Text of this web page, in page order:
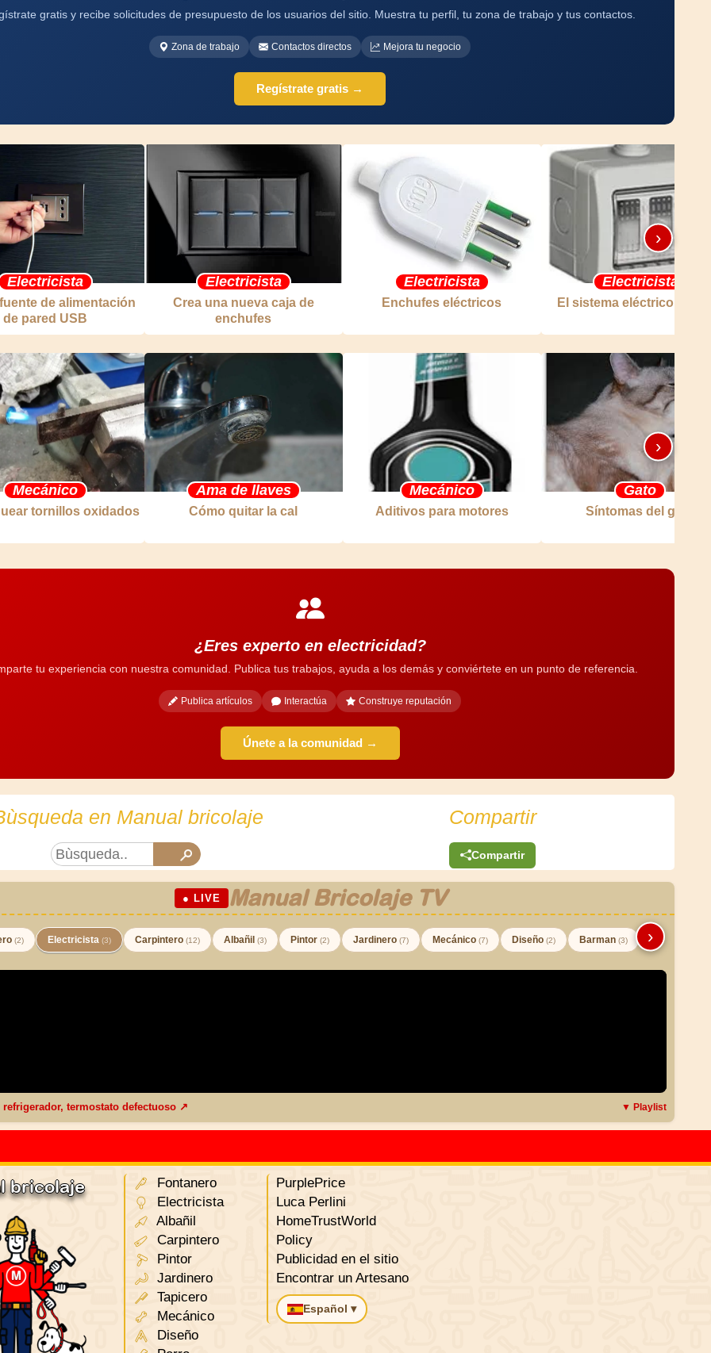
gratis y recibe solicitudes de presupuesto de los usuarios del sitio. Muestra tu perfil, tu zona de trabajo y tus contactos.
Zona de trabajo Contactos directos Mejora tu negocio
Regístrate gratis →
Electricista
de alimentación
de pared USB
Electricista
Crea una nueva caja de
enchufes
Electricista
Enchufes eléctricos
Electricista
El sistema eléctrico
›
Mecánico
tornillos oxidados
Ama de llaves
Cómo quitar la cal
Mecánico
Aditivos para motores
Gato
Síntomas del gato
›
¿Eres experto en electricidad?
tu experiencia con nuestra comunidad. Publica tus trabajos, ayuda a los demás y conviértete en un punto de referencia.
Publica artículos Interactúa Construye reputación
Únete a la comunidad →
en Manual bricolaje Compartir
Compartir
● LIVE Manual Bricolaje TV
(2) Electricista (3) Carpintero (12) Albañil (3) Pintor (2) Jardinero (7) Mecánico (7) Diseño (2) Barman (3) ›
refrigerador, termostato defectuoso ↗ ▼ Playlist
bricolaje
Fontanero
Electricista
Albañil
Carpintero
Pintor
Jardinero
Tapicero
Mecánico
Diseño
PurplePrice
Luca Perlini
HomeTrustWorld
Policy
Publicidad en el sitio
Encontrar un Artesano
Español ▾